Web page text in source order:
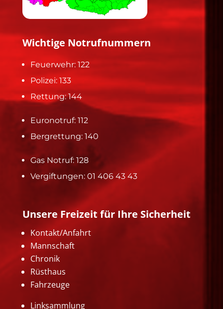
Wichtige Notrufnummern
Feuerwehr: 122
Polizei: 133
Rettung: 144
Euronotruf: 112
Bergrettung: 140
Gas Notruf: 128
Vergiftungen: 01 406 43 43
Unsere Freizeit für Ihre Sicherheit
Kontakt/Anfahrt
Mannschaft
Chronik
Rüsthaus
Fahrzeuge
Linksammlung